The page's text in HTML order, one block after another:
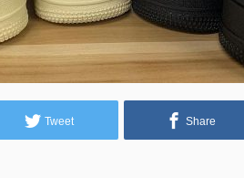
Tweet Share